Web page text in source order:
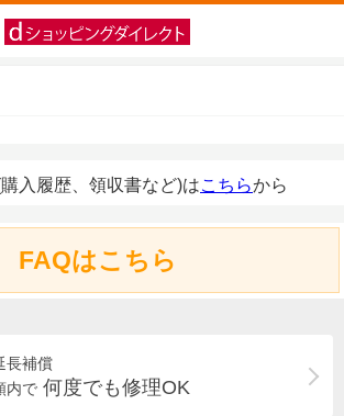
入履歴、領収書など)はこちらから
FAQはこちら
長補償
内で 何度でも修理OK